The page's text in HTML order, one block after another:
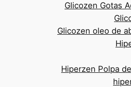
Glicozen Gotas
Glicozen oleo de
Hiperzen Polpa